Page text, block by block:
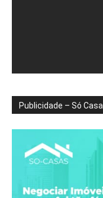
Publicidade – Só